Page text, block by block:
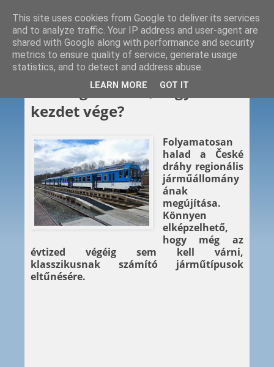
2025. 03. 19.
Ez a vég kezdete, vagy a
kezdet vége?
Folyamatosan
halad a České
dráhy regionális
járműállomány
ának
megújítása.
Könnyen
elképzelhető,
hogy még az
évtized végéig sem kell várni,
klasszikusnak számító járműtípusok
eltűnésére.
This site uses cookies from Google to deliver its services
and to analyze traffic. Your IP address and user-agent are
shared with Google along with performance and security
metrics to ensure quality of service, generate usage
statistics, and to detect and address abuse.
LEARN MORE GOT IT